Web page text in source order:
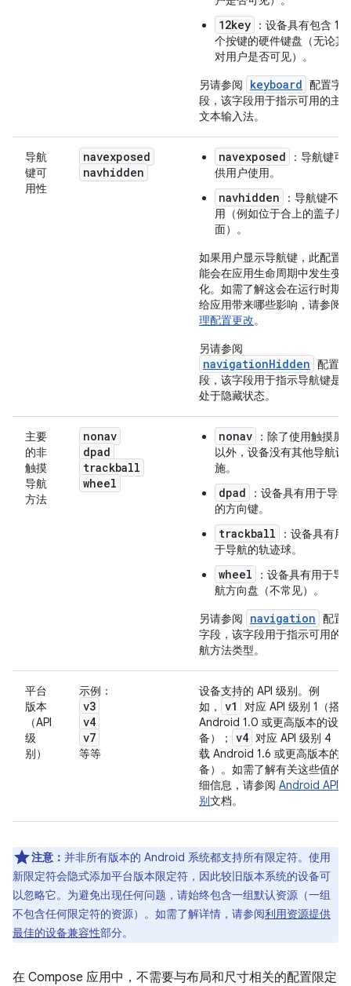
12key
：设备具有包含 12
个按键的硬件键盘（无论其
对用户是否可见）。
另请参阅
keyboard 配置字
段，该字段用于指示可用的主
文本输入法。
导航
键可
用性
navexposed
navhidden
navexposed
：导航键可
供用户使用。
navhidden
：导航键不可
用（例如位于合上的盖子后
面）。
如果用户显示导航键，此配置
能会在应用生命周期中发生变
化。如需了解这会在运行时期
给应用带来哪些影响，请参阅
理配置更改。
另请参阅
navigationHidden 配置字
段，该字段用于指示导航键是
处于隐藏状态。
主要
的非
触摸
导航
方法
nonav
dpad
trackball
wheel
nonav
：除了使用触摸屏
以外，设备没有其他导航设
施。
dpad
：设备具有用于导航
的方向键。
trackball
：设备具有用
于导航的轨迹球。
wheel
：设备具有用于导
航方向盘（不常见）。
另请参阅
navigation 配置
字段，该字段用于指示可用的
航方法类型。
平台
版本
（API
级
别）
示例：
v3
v4
v7
等等
设备支持的 API 级别。例
如，
v1
对应 API 级别 1（搭载
Android 1.0 或更高版本的设
备）；
v4 对应 API 级别 4（
载 Android 1.6 或更高版本的设
备）。如需了解有关这些值的
细信息，请参阅 Android API
别文档。
注意： 并非所有版本的 Android 系统都支持所有限定符。使用
新限定符会隐式添加平台版本限定符，因此较旧版本系统的设备可
以忽略它。为避免出现任何问题，请始终包含一组默认资源（一组
不包含任何限定符的资源）。 如需了解详情，请参阅利用资源提供
最佳的设备兼容性部分。
在 Compose 应用中，不需要与布局和尺寸相关的配置限定